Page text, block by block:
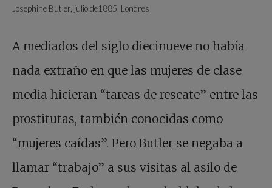
Josephine Butler, julio de1885, Londres
A mediados del siglo diecinueve no había
nada extraño en que las mujeres de clase
media hicieran “tareas de rescate” entre las
prostitutas, también conocidas como
“mujeres caídas”. Pero Butler se negaba a
llamar “trabajo” a sus visitas al asilo de